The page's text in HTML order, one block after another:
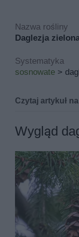
Nazwa rośliny
Daglezja
Systematyka
sosnowate >
Czytaj artykuł
Daglezja
Daglezja
stosunkowo
na czym polega
Jeśli szukasz
Daglezja
Wygląd